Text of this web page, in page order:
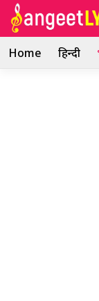
Skip
Home हिन्दी